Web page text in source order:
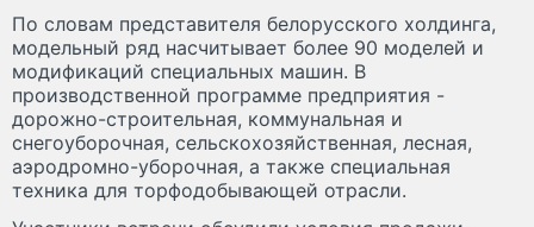
По словам представителя белорусского холдинга,
модельный ряд насчитывает более 90 моделей и
модификаций специальных машин. В
производственной программе предприятия -
дорожно-строительная, коммунальная и
снегоуборочная, сельскохозяйственная, лесная,
аэродромно-уборочная, а также специальная
техника для торфодобывающей отрасли.